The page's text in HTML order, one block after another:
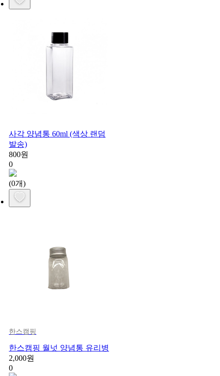
사각 양념통 60ml (색상 랜덤
발송)
800원
0
(0개)
한스캠핑
한스캠핑 월넛 양념통 유리병
2,000원
0